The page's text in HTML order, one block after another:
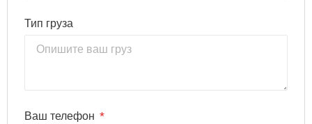
Тип груза
Ваш телефон *